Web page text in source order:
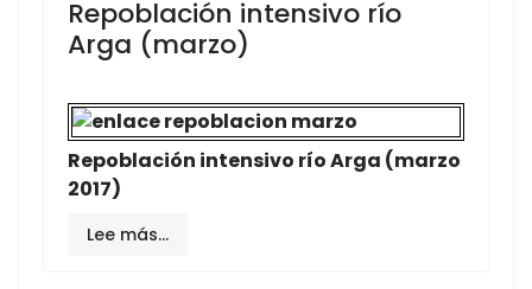
Repoblación intensivo río
Arga (marzo)
Repoblación intensivo río Arga (marzo
2017)
Lee más…